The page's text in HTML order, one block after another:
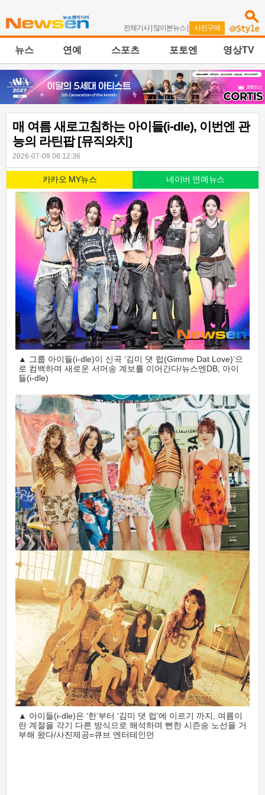
전체기사| 많이본뉴스 | 사진구매
뉴스 연예 스포츠 포토엔 영상TV
매 여름 새로고침하는 아이들(i-dle), 이번엔 관
능의 라틴팝 [뮤직와치]
2026-07-09 06:12:36
카카오 MY뉴스 네이버 연예뉴스
▲ 그룹 아이들(i-dle)이 신곡 ‘김미 댓 럽(Gimme Dat Love)’으
로 컴백하며 새로운 서머송 계보를 이어간다/뉴스엔DB, 아이
들(i-dle)
▲ 아이들(i-dle)은 ‘한’부터 ‘김미 댓 럽’에 이르기 까지, 여름이
란 계절을 각기 다른 방식으로 해석하며 뻔한 시즌송 노선을 거
부해 왔다/사진제공=큐브 엔터테인먼